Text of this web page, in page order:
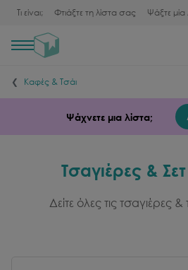
Τι είναι; Φτιάξτε τη λίστα σας Ψάξτε μία
Toggle
Καφές & Τσάι
Ψάχνετε μια λίστα;
Τσαγιέρες &
Δείτε όλες τις τσαγιέρες